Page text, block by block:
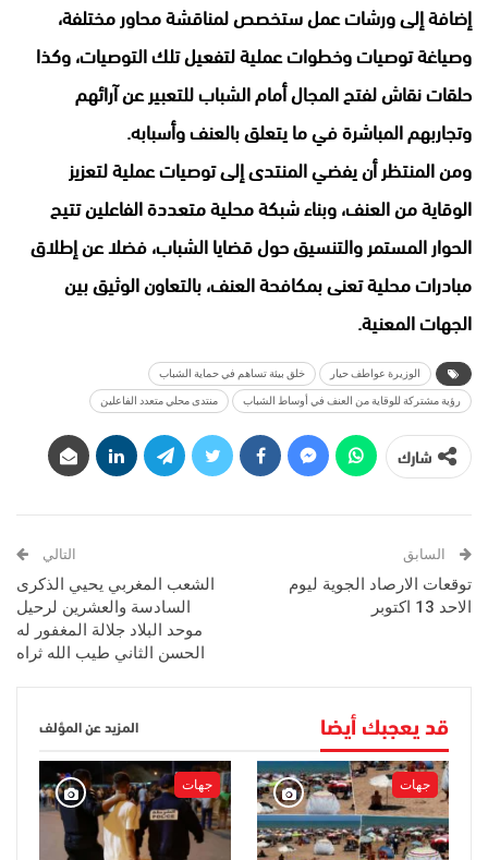
إضافة إلى ورشات عمل ستخصص لمناقشة محاور مختلفة،
وصياغة توصيات وخطوات عملية لتفعيل تلك التوصيات، وكذا
حلقات نقاش لفتح المجال أمام الشباب للتعبير عن آرائهم
وتجاربهم المباشرة في ما يتعلق بالعنف وأسبابه.
ومن المنتظر أن يفضي المنتدى إلى توصيات عملية لتعزيز
الوقاية من العنف، وبناء شبكة محلية متعددة الفاعلين تتيح
الحوار المستمر والتنسيق حول قضايا الشباب، فضلا عن إطلاق
مبادرات محلية تعنى بمكافحة العنف، بالتعاون الوثيق بين
الجهات المعنية.
الوزيرة عواطف حيار خلق بيئة تساهم في حماية الشباب
رؤية مشتركة للوقاية من العنف في أوساط الشباب منتدى محلي متعدد الفاعلين
شارك
السابق
توقعات الارصاد الجوية ليوم
الاحد 13 اكتوبر
التالي
الشعب المغربي يحيي الذكرى
السادسة والعشرين لرحيل
موحد البلاد جلالة المغفور له
الحسن الثاني طيب الله ثراه
قد يعجبك أيضا المزيد عن المؤلف
جهات جهات